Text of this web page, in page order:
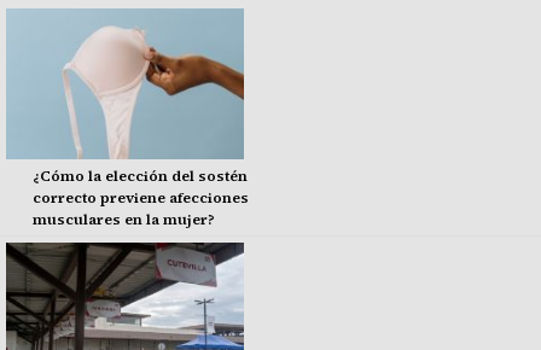
¿Cómo la elección del sostén
correcto previene afecciones
musculares en la mujer?